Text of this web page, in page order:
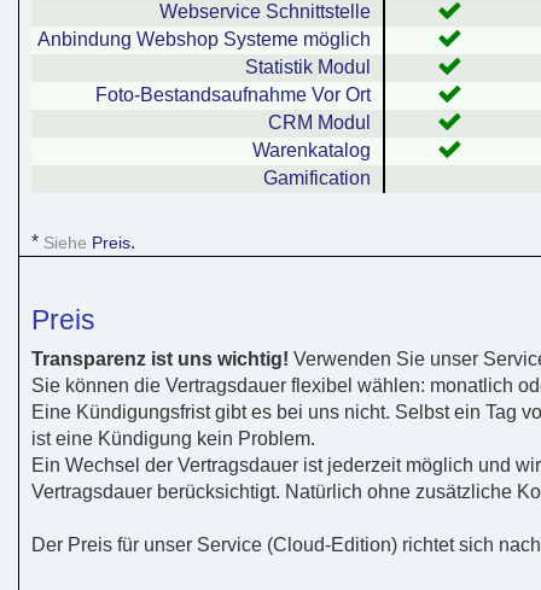
Webservice Schnittstelle
Anbindung Webshop Systeme möglich
Statistik Modul
Foto-Bestandsaufnahme Vor Ort
CRM Modul
Warenkatalog
Gamification
* Siehe Preis.
Preis
Transparenz ist uns wichtig! Verwenden Sie unser
Sie können die Vertragsdauer flexibel wählen: monatlich
Eine Kündigungsfrist gibt es bei uns nicht. Selbst ein Tag
ist eine Kündigung kein Problem.
Ein Wechsel der Vertragsdauer ist jederzeit möglich und
Vertragsdauer berücksichtigt. Natürlich ohne zusätzliche
Der Preis für unser Service (Cloud-Edition) richtet sich